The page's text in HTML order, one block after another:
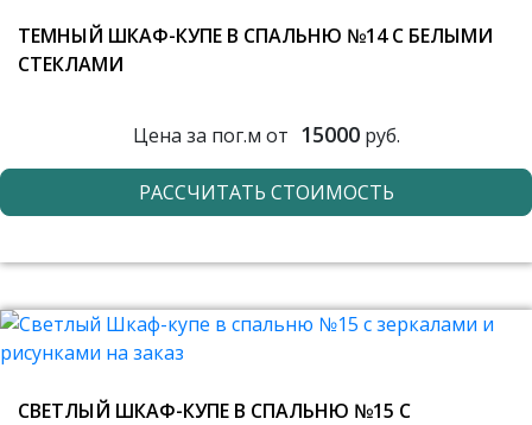
ТЕМНЫЙ ШКАФ-КУПЕ В СПАЛЬНЮ №14 С БЕЛЫМИ
СТЕКЛАМИ
Цена за пог.м от 15000руб.
РАССЧИТАТЬ СТОИМОСТЬ
СВЕТЛЫЙ ШКАФ-КУПЕ В СПАЛЬНЮ №15 С